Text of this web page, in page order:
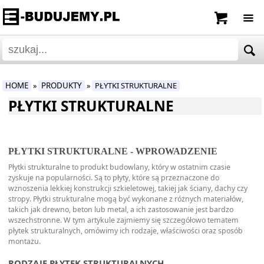
HOME » PRODUKTY » PŁYTKI STRUKTURALNE
PŁYTKI STRUKTURALNE
PŁYTKI STRUKTURALNE - WPROWADZENIE
Płytki strukturalne to produkt budowlany, który w ostatnim czasie
zyskuje na popularności. Są to płyty, które są przeznaczone do
wznoszenia lekkiej konstrukcji szkieletowej, takiej jak ściany, dachy czy
stropy. Płytki strukturalne mogą być wykonane z różnych materiałów,
takich jak drewno, beton lub metal, a ich zastosowanie jest bardzo
wszechstronne. W tym artykule zajmiemy się szczegółowo tematem
płytek strukturalnych, omówimy ich rodzaje, właściwości oraz sposób
montażu.